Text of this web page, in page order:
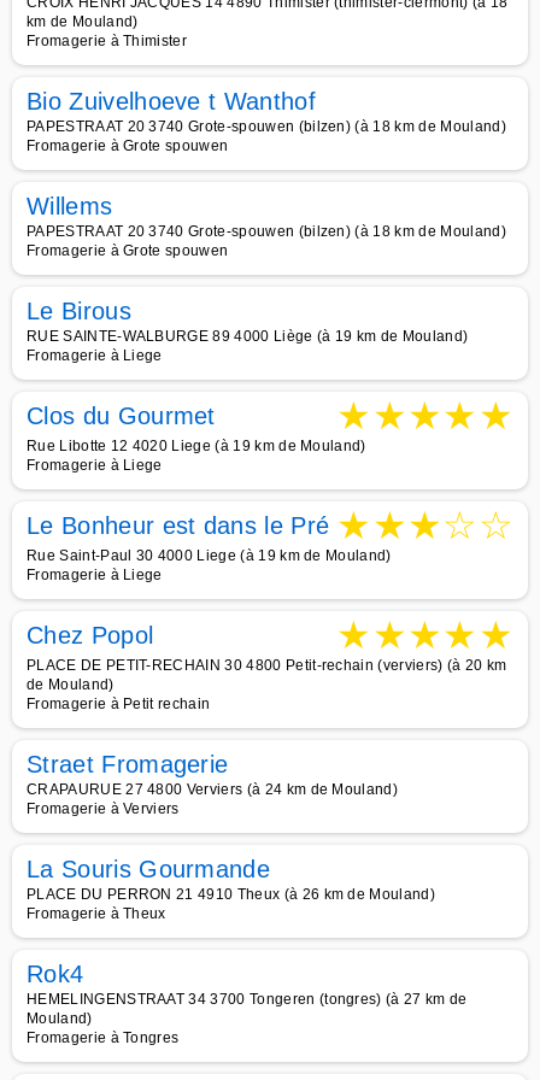
km de Mouland)
Fromagerie à Thimister
Bio Zuivelhoeve t Wanthof
PAPESTRAAT 20 3740 Grote-spouwen (bilzen) (à 18 km de Mouland)
Fromagerie à Grote spouwen
Willems
PAPESTRAAT 20 3740 Grote-spouwen (bilzen) (à 18 km de Mouland)
Fromagerie à Grote spouwen
Le Birous
RUE SAINTE-WALBURGE 89 4000 Liège (à 19 km de Mouland)
Fromagerie à Liege
Clos du Gourmet ★★★★★
Rue Libotte 12 4020 Liege (à 19 km de Mouland)
Fromagerie à Liege
Le Bonheur est dans le Pré ★★★☆☆
Rue Saint-Paul 30 4000 Liege (à 19 km de Mouland)
Fromagerie à Liege
Chez Popol ★★★★★
PLACE DE PETIT-RECHAIN 30 4800 Petit-rechain (verviers) (à 20 km
de Mouland)
Fromagerie à Petit rechain
Straet Fromagerie
CRAPAURUE 27 4800 Verviers (à 24 km de Mouland)
Fromagerie à Verviers
La Souris Gourmande
PLACE DU PERRON 21 4910 Theux (à 26 km de Mouland)
Fromagerie à Theux
Rok4
HEMELINGENSTRAAT 34 3700 Tongeren (tongres) (à 27 km de
Mouland)
Fromagerie à Tongres